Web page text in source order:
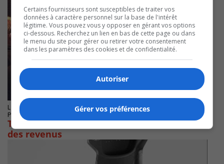
LONGUEUIL
Publié le 14 février 2024 à 08h53
Technologies D-BOX inc encaisse un baisse
des revenus
Certains fournisseurs sont susceptibles de traiter vos
données à caractère personnel sur la base de l'intérêt
légitime. Vous pouvez vous y opposer en gérant vos options
ci-dessous. Recherchez un lien en bas de cette page ou dans
le menu du site pour gérer ou retirer votre consentement
dans les paramètres des cookies et de confidentialité.
Autoriser
Gérer vos préférences